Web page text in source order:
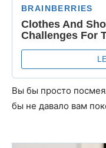
Вы бы просто
бы не давало вам